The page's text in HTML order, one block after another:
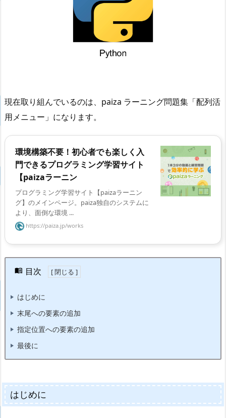
現在取り組んでいるのは、paiza ラーニング問題集「配列活
用メニュー」になります。
環境構築不要！初心者でも楽しく入
門できるプログラミング学習サイト
【paizaラーニン
プログラミング学習サイト【paizaラーニン
グ】のメインページ。paiza独自のシステムに
より、面倒な環境 ...
https://paiza.jp/works
目次
はじめに
末尾への要素の追加
指定位置への要素の追加
最後に
はじめに